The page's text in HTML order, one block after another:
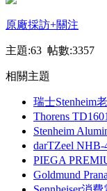
原廠採訪+關注
主題:63 帖數:3357
相關主題
瑞士Stenheim
Thorens
Stenheim
darTZeel
PIEGA
Goldmund